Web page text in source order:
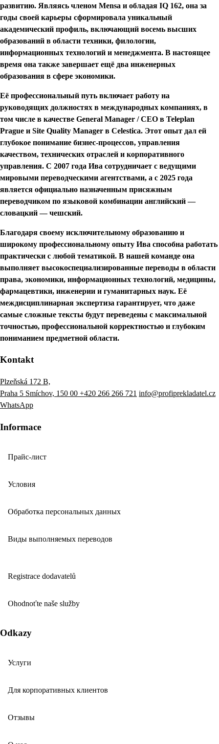
развитию. Являясь членом Mensa и обладая IQ 162, она за
годы своей карьеры сформировала уникальный
академический профиль, включающий восемь высших
образований в области техники, филологии,
информационных технологий и менеджмента. В настоящее
время она также завершает ещё два инженерных
образования в сфере экономики.
Её профессиональный путь включает работу на
руководящих должностях в международных компаниях, в
том числе в качестве General Manager / CEO в Teleplan
Prague и Site Quality Manager в Celestica. Этот опыт дал ей
глубокое понимание бизнес-процессов, управления
качеством, технических отраслей и корпоративного
управления. С 2007 года Ива сотрудничает с ведущими
мировыми переводческими агентствами, а с 2025 года
является официально назначенным присяжным
переводчиком по языковой комбинации английский —
словацкий — чешский.
Благодаря своему исключительному образованию и
широкому профессиональному опыту Ива способна работать
практически с любой тематикой. В нашей команде она
выполняет высокоспециализированные переводы в области
права, экономики, информационных технологий, медицины,
фармацевтики, инженерии и гуманитарных наук. Её
междисциплинарная экспертиза гарантирует, что даже
самые сложные тексты будут переведены с максимальной
точностью, профессиональной корректностью и глубоким
пониманием предметной области.
Kontakt
Plzeňská 172 B,
Praha 5 Smíchov, 150 00 +420 266 266 721 info@profiprekladatel.cz
WhatsApp
Informace
Прайс-лист
Условия
Обработка персональных данных
Виды выполняемых переводов
Registrace dodavatelů
Ohodnoťte naše služby
Odkazy
Услуги
Для корпоративных клиентов
Отзывы